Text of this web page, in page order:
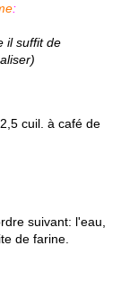
:
il suffit de
cuil. à café de
suivant: l'eau,
de farine.